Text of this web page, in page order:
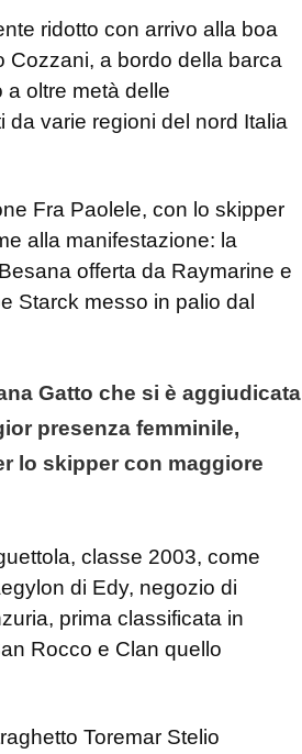
ridotto con arrivo alla boa
Cozzani, a bordo della barca
oltre metà delle
varie regioni del nord Italia
Fra Paolele, con lo skipper
alla manifestazione: la
offerta da Raymarine e
Starck messo in palio dal
Gatto che si è aggiudicata
presenza femminile,
lo skipper con maggiore
classe 2003, come
di Edy, negozio di
prima classificata in
Rocco e Clan quello
Toremar Stelio